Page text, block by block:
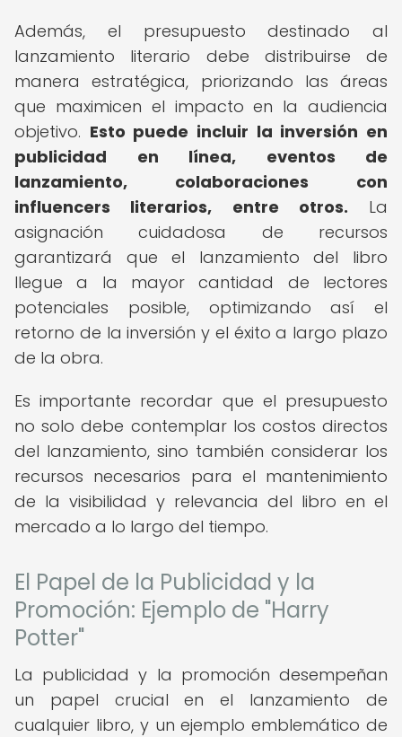
Además, el presupuesto destinado al
lanzamiento literario debe distribuirse de
manera estratégica, priorizando las áreas
que maximicen el impacto en la audiencia
objetivo. Esto puede incluir la inversión en
publicidad en línea, eventos de
lanzamiento, colaboraciones con
influencers literarios, entre otros. La
asignación cuidadosa de recursos
garantizará que el lanzamiento del libro
llegue a la mayor cantidad de lectores
potenciales posible, optimizando así el
retorno de la inversión y el éxito a largo plazo
de la obra.
Es importante recordar que el presupuesto
no solo debe contemplar los costos directos
del lanzamiento, sino también considerar los
recursos necesarios para el mantenimiento
de la visibilidad y relevancia del libro en el
mercado a lo largo del tiempo.
El Papel de la Publicidad y la
Promoción: Ejemplo de "Harry
Potter"
La publicidad y la promoción desempeñan
un papel crucial en el lanzamiento de
cualquier libro, y un ejemplo emblemático de